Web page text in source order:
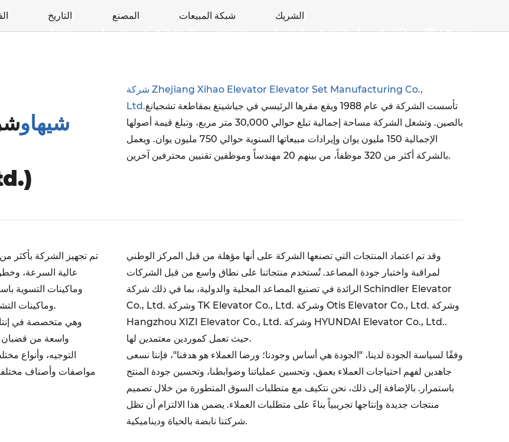
نبذة عنا المنتجات الحالة العالمية وسائل الإعلام اتصل بنا المنتجات الساخنة   EN
التاريخ المصنع شبكة المبيعات الشريك
شيهاو
شركة Zhejiang Xihao Elevator Elevator Set Manufacturing Co.,
Ltd.تأسست الشركة في عام 1988 ويقع مقرها الرئيسي في جياشينغ بمقاطعة تشجيانغ
بالصين. وتشغل الشركة مساحة إجمالية تبلغ حوالي 30,000 متر مربع، وتبلغ قيمة أصولها
الإجمالية 150 مليون يوان وإيرادات مبيعاتها السنوية حوالي 750 مليون يوان. ويعمل
بالشركة أكثر من 320 موظفاً، من بينهم 20 مهندساً وموظفين تقنيين محترفين آخرين.
عالية السرعة،
وماكينات التسوية
وماكينات التشكيل بالدرفلة، والمكابس الهيدروليكية التي تزن 315 طناً، وغيرها.
واسعة من قضبان
مواصفات وأصناف
وقد تم اعتماد المنتجات التي تصنعها الشركة على أنها مؤهلة من قبل المركز الوطني
لمراقبة واختبار جودة المصاعد. تُستخدم منتجاتنا على نطاق واسع من قبل الشركات
الرائدة في تصنيع المصاعد المحلية والدولية، بما في ذلك شركة Schindler Elevator
Co., Ltd. وشركة TK Elevator Co., Ltd. وشركة Otis Elevator Co., Ltd. وشركة
Hangzhou XIZI Elevator Co., Ltd. وشركة HYUNDAI Elevator Co., Ltd..
حيث تعمل كموردين معتمدين لها.
وفقًا لسياسة الجودة لدينا، "الجودة هي أساس وجودنا؛ ورضا العملاء هو هدفنا"، فإننا نسعى
جاهدين لفهم احتياجات العملاء بعمق، وتحسين عملياتنا وضوابطنا، وتحسين جودة المنتج
باستمرار. بالإضافة إلى ذلك، نحن نتكيف مع متطلبات السوق المتطورة من خلال تصميم
منتجات جديدة وإنتاجها تجريبياً بناءً على متطلبات العملاء. يضمن هذا الالتزام أن تظل
شركتنا نابضة بالحياة وديناميكية.